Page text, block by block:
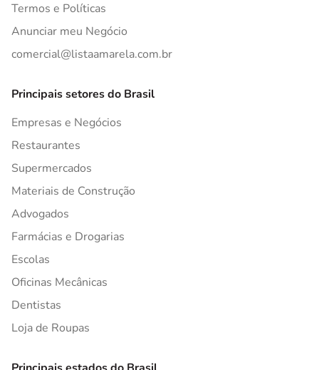
Termos e Políticas
Anunciar meu Negócio
comercial@listaamarela.com.br
Principais setores do Brasil
Empresas e Negócios
Restaurantes
Supermercados
Materiais de Construção
Advogados
Farmácias e Drogarias
Escolas
Oficinas Mecânicas
Dentistas
Loja de Roupas